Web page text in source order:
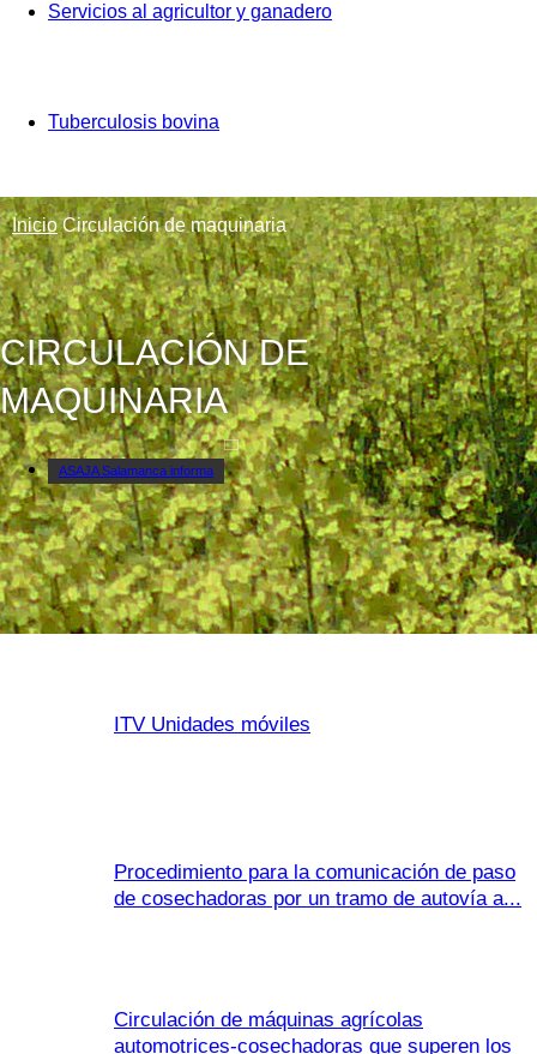
Servicios al agricultor y ganadero
Tuberculosis bovina
Inicio Circulación de maquinaria
CIRCULACIÓN DE
MAQUINARIA
ASAJA Salamanca informa
Banner arriba
ITV Unidades móviles
Procedimiento para la comunicación de paso
de cosechadoras por un tramo de autovía a...
Circulación de máquinas agrícolas
automotrices-cosechadoras que superen los